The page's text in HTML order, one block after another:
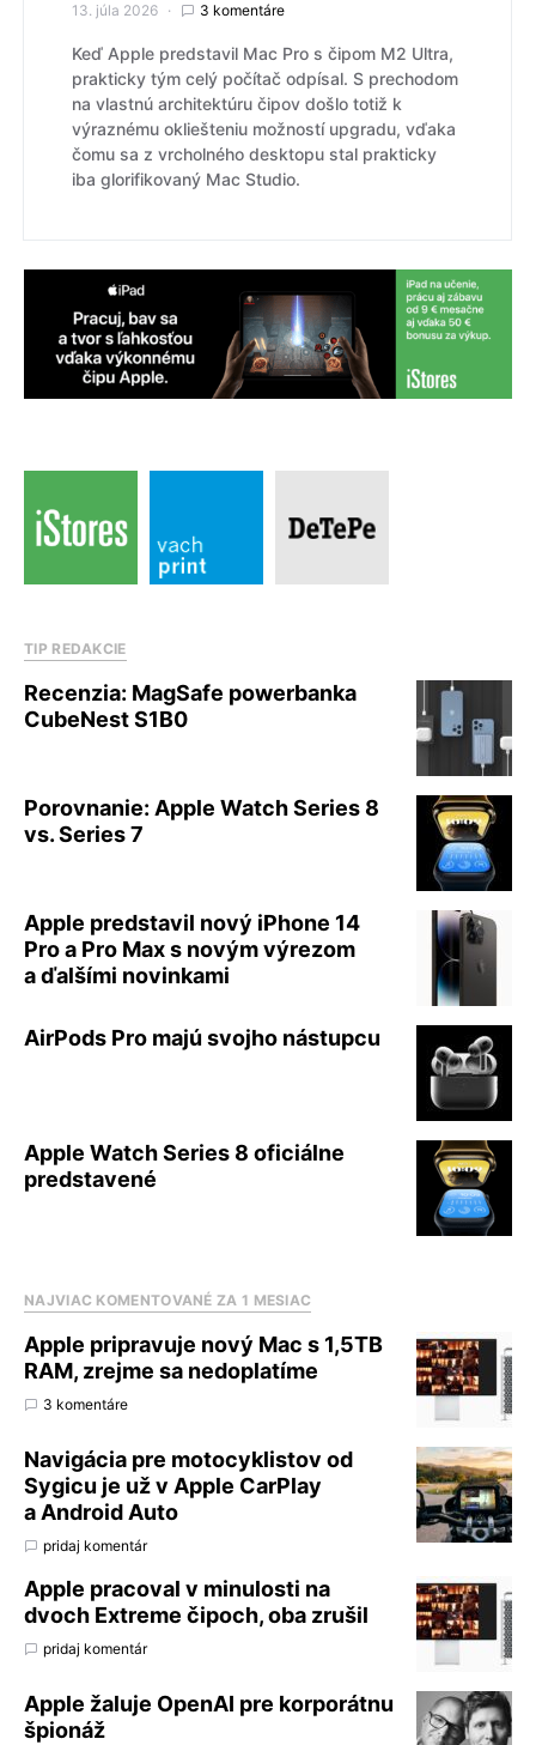
13. júla 2026 3 komentáre
Keď Apple predstavil Mac Pro s čipom M2 Ultra,
prakticky tým celý počítač odpísal. S prechodom
na vlastnú architektúru čipov došlo totiž k
výraznému okliešteniu možností upgradu, vďaka
čomu sa z vrcholného desktopu stal prakticky
iba glorifikovaný Mac Studio.
TIP REDAKCIE
Recenzia: MagSafe powerbanka
CubeNest S1B0
Porovnanie: Apple Watch Series 8
vs. Series 7
Apple predstavil nový iPhone 14
Pro a Pro Max s novým výrezom
a ďalšími novinkami
AirPods Pro majú svojho nástupcu
Apple Watch Series 8 oficiálne
predstavené
NAJVIAC KOMENTOVANÉ ZA 1 MESIAC
Apple pripravuje nový Mac s 1,5TB
RAM, zrejme sa nedoplatíme
3 komentáre
Navigácia pre motocyklistov od
Sygicu je už v Apple CarPlay
a Android Auto
pridaj komentár
Apple pracoval v minulosti na
dvoch Extreme čipoch, oba zrušil
pridaj komentár
Apple žaluje OpenAI pre korporátnu
špionáž